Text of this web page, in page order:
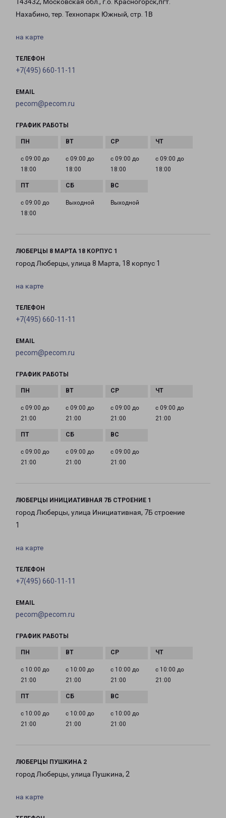
143432, Московская обл., г.о. Красногорск,пгт.
Нахабино, тер. Технопарк Южный, стр. 1В
на карте
ТЕЛЕФОН
+7(495) 660-11-11
EMAIL
pecom@pecom.ru
ГРАФИК РАБОТЫ
с 09:00 до
18:00
с 09:00 до
18:00
с 09:00 до
18:00
с 09:00 до
18:00
с 09:00 до
18:00
Выходной Выходной
ЛЮБЕРЦЫ 8 МАРТА 18 КОРПУС 1
город Люберцы, улица 8 Марта, 18 корпус 1
на карте
ТЕЛЕФОН
+7(495) 660-11-11
EMAIL
pecom@pecom.ru
ГРАФИК РАБОТЫ
с 09:00 до
21:00
с 09:00 до
21:00
с 09:00 до
21:00
с 09:00 до
21:00
с 09:00 до
21:00
с 09:00 до
21:00
с 09:00 до
21:00
ЛЮБЕРЦЫ ИНИЦИАТИВНАЯ 7Б СТРОЕНИЕ 1
город Люберцы, улица Инициативная, 7Б строение
1
на карте
ТЕЛЕФОН
+7(495) 660-11-11
EMAIL
pecom@pecom.ru
ГРАФИК РАБОТЫ
с 10:00 до
21:00
с 10:00 до
21:00
с 10:00 до
21:00
с 10:00 до
21:00
с 10:00 до
21:00
с 10:00 до
21:00
с 10:00 до
21:00
ЛЮБЕРЦЫ ПУШКИНА 2
город Люберцы, улица Пушкина, 2
на карте